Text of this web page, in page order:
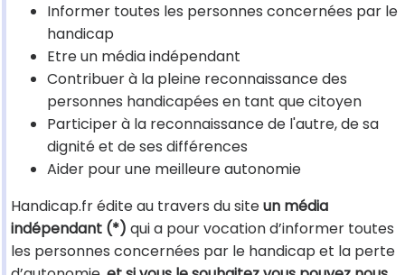
Informer toutes les personnes concernées par le
handicap
Etre un média indépendant
Contribuer à la pleine reconnaissance des
personnes handicapées en tant que citoyen
Participer à la reconnaissance de l'autre, de sa
dignité et de ses différences
Aider pour une meilleure autonomie
Handicap.fr édite au travers du siteun média
indépendant (*) qui a pour vocation d’informer toutes
les personnes concernées par le handicap et la perte